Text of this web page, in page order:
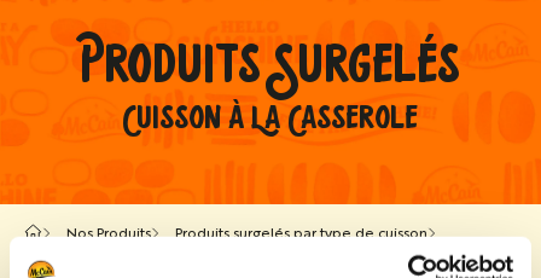
submenu for "Recettes"
PRODUITS SURGELÉS
CUISSON À LA CASSEROLE
Nos Produits
Produits surgelés par type de cuisson